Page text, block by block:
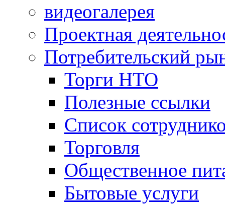
видеогалерея
Проектная
Потребительский
Торги НТО
Полезные ссылки
Список
Торговля
Общественное
Бытовые услуги